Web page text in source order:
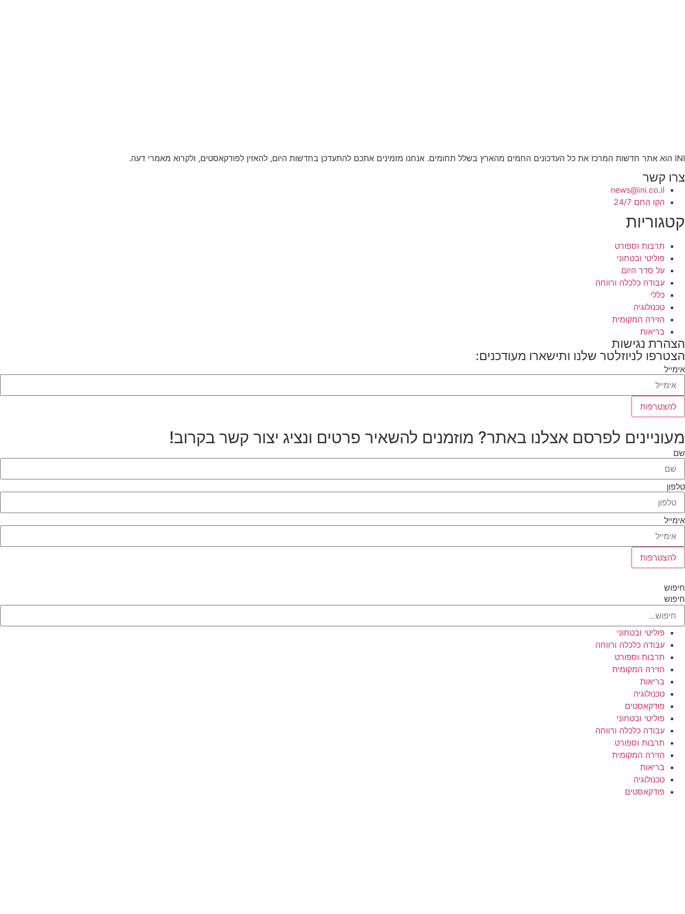
INI הוא אתר חדשות המרכז את כל העדכונים החמים מהארץ בשלל תחומים. אנחנו מזמינים אתכם להתעדכן בחדשות היום, להאזין לפודקאסטים, ולקרוא מאמרי דעה.
צרו קשר
news@ini.co.il
הקו החם 24/7
קטגוריות
תרבות וספורט
פוליטי ובטחוני
על סדר היום
עבודה כלכלה ורווחה
כללי
טכנולוגיה
הזירה המקומית
בריאות
הצהרת נגישות
הצטרפו לניוזלטר שלנו ותישארו מעודכנים:
אימייל
להצטרפות
מעוניינים לפרסם אצלנו באתר? מוזמנים להשאיר פרטים ונציג יצור קשר בקרוב!
שם
טלפון
אימייל
להצטרפות
חיפוש
חיפוש
פוליטי ובטחוני
עבודה כלכלה ורווחה
תרבות וספורט
הזירה המקומית
בריאות
טכנולוגיה
פודקאסטים
פוליטי ובטחוני
עבודה כלכלה ורווחה
תרבות וספורט
הזירה המקומית
בריאות
טכנולוגיה
פודקאסטים